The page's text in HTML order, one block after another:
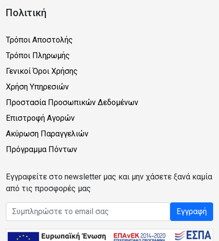
Πολιτική
Τρόποι Αποστολής
Τρόποι Πληρωμής
Γενικοί Όροι Χρήσης
Χρήση Υπηρεσιών
Προστασία Προσωπικών Δεδομένων
Επιστροφή Αγορών
Ακύρωση Παραγγελιών
Πρόγραμμα Πόντων
Εγγραφείτε στο newsletter μας και μην χάσετε ξανά καμία
από τις προσφορές μας
Email address Εγγραφή